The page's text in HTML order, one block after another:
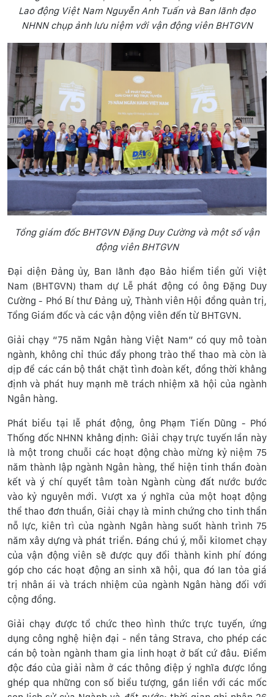
Lao động Việt Nam Nguyễn Anh Tuấn và Ban lãnh đạo
NHNN chụp ảnh lưu niệm với vận động viên BHTGVN
Tổng giám đốc BHTGVN Đặng Duy Cường và một số vận
động viên BHTGVN
Đại diện Đảng ủy, Ban lãnh đạo Bảo hiểm tiền gửi Việt
Nam (BHTGVN) tham dự Lễ phát động có ông Đặng Duy
Cường - Phó Bí thư Đảng uỷ, Thành viên Hội đồng quản trị,
Tổng Giám đốc và các vận động viên đến từ BHTGVN.
Giải chạy “75 năm Ngân hàng Việt Nam” có quy mô toàn
ngành, không chỉ thúc đẩy phong trào thể thao mà còn là
dịp để các cán bộ thắt chặt tình đoàn kết, đồng thời khẳng
định và phát huy mạnh mẽ trách nhiệm xã hội của ngành
Ngân hàng.
Phát biểu tại lễ phát động, ông Phạm Tiến Dũng - Phó
Thống đốc NHNN khẳng định: Giải chạy trực tuyến lần này
là một trong chuỗi các hoạt động chào mừng kỷ niệm 75
năm thành lập ngành Ngân hàng, thể hiện tinh thần đoàn
kết và ý chí quyết tâm toàn Ngành cùng đất nước bước
vào kỷ nguyên mới. Vượt xa ý nghĩa của một hoạt động
thể thao đơn thuần, Giải chạy là minh chứng cho tinh thần
nỗ lực, kiên trì của ngành Ngân hàng suốt hành trình 75
năm xây dựng và phát triển. Đáng chú ý, mỗi kilomet chạy
của vận động viên sẽ được quy đổi thành kinh phí đóng
góp cho các hoạt động an sinh xã hội, qua đó lan tỏa giá
trị nhân ái và trách nhiệm của ngành Ngân hàng đối với
cộng đồng.
Giải chạy được tổ chức theo hình thức trực tuyến, ứng
dụng công nghệ hiện đại - nền tảng Strava, cho phép các
cán bộ toàn ngành tham gia linh hoạt ở bất cứ đâu. Điểm
độc đáo của giải nằm ở các thông điệp ý nghĩa được lồng
ghép qua những con số biểu tượng, gắn liền với các mốc